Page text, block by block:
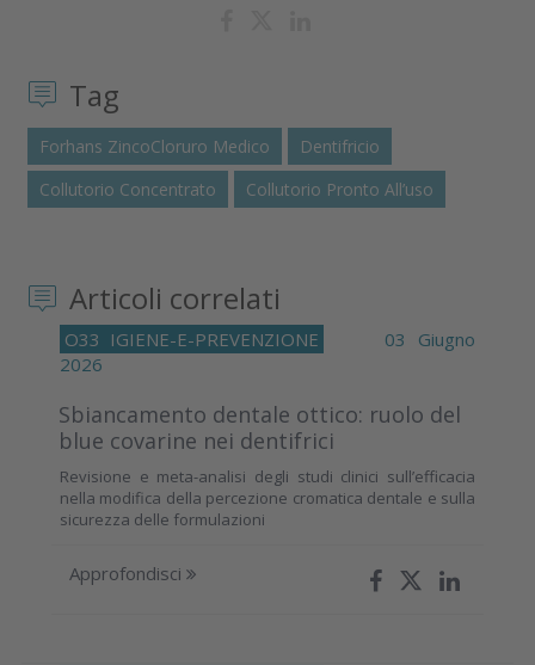
Tag
Forhans ZincoCloruro Medico
Dentifricio
Collutorio Concentrato
Collutorio Pronto All’uso
Articoli correlati
O33 IGIENE-E-PREVENZIONE
03 Giugno
2026
Sbiancamento dentale ottico: ruolo del
blue covarine nei dentifrici
Revisione e meta-analisi degli studi clinici sull’efficacia
nella modifica della percezione cromatica dentale e sulla
sicurezza delle formulazioni
Approfondisci